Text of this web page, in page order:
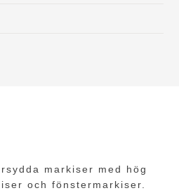
markiser med hög
och fönstermarkiser.